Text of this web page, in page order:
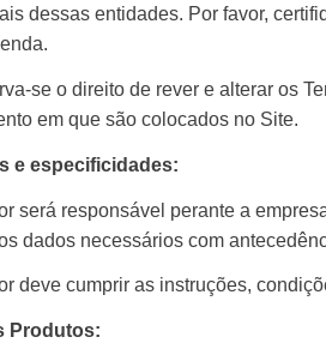
dessas entidades. Por favor,
se o direito de rever e alterar os
em que são colocados no Site.
e especificidades:
será responsável perante a
dados necessários com
deve cumprir as instruções,
Produtos: